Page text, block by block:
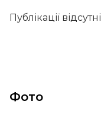
Публікації відсутні
Фото